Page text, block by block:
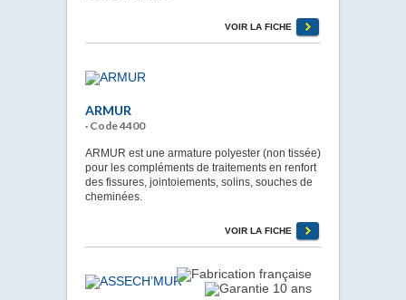
VOIR LA FICHE
ARMUR
· Code 4400
ARMUR est une armature polyester (non tissée)
pour les compléments de traitements en renfort
des fissures, jointoiements, solins, souches de
cheminées.
VOIR LA FICHE